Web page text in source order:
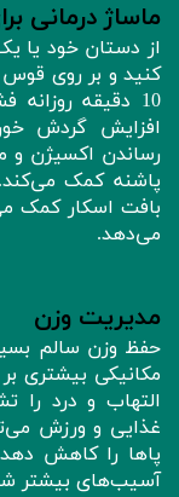
ماساژ درمانی
از دستان خود یا
10 دقیقه
افزایش گردش
رساندن اکسیژن و
پاشنه کمک
بافت اسکار کمک
می‌دهد.
مدیریت وزن
حفظ وزن سالم
مکانیکی بیشتری
التهاب و درد را
غذایی و ورزش
پاها را کاهش
آسیب‌های بیشتر